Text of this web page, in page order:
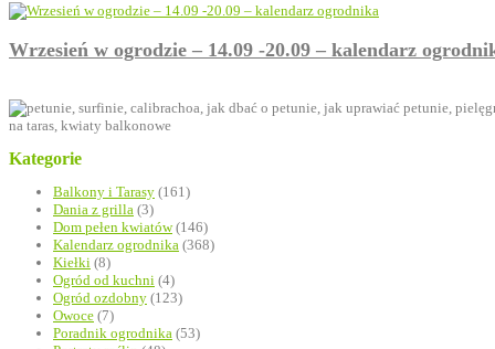
Wrzesień w ogrodzie – 14.09 -20.09 – kalendarz
Kategorie
Balkony i Tarasy (161)
Dania z grilla (3)
Dom pełen kwiatów(146)
Kalendarz ogrodnika (368)
Kiełki (8)
Ogród od kuchni (4)
Ogród ozdobny (123)
Owoce (7)
Poradnik ogrodnika (53)